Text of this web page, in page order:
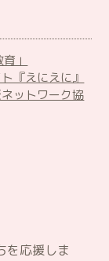
」
『えにえに』
ットワーク協
を応援しま